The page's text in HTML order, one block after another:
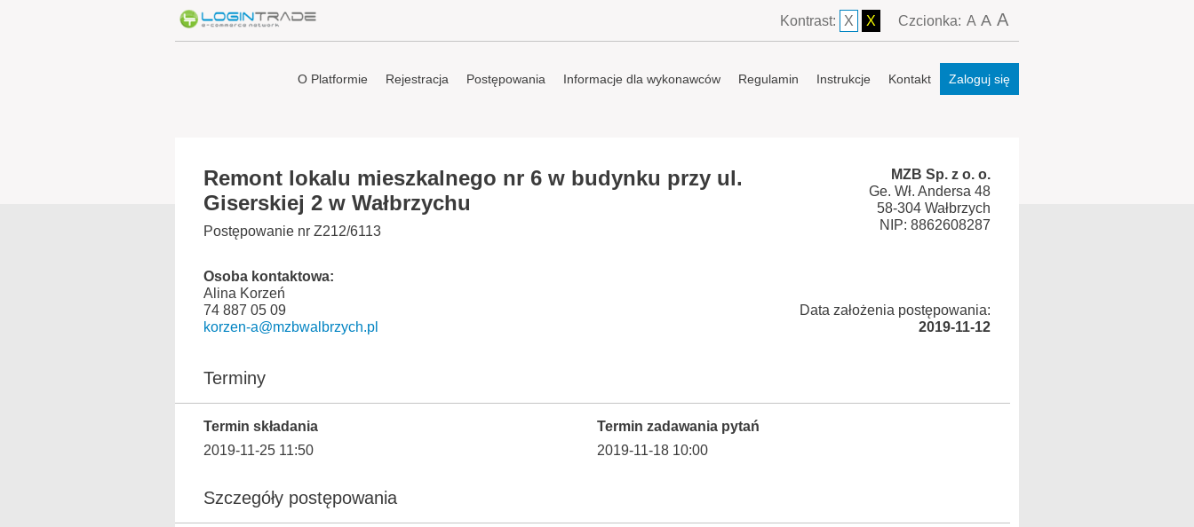
Kontrast: X X Czcionka: A A A
O Platformie Rejestracja Postępowania Informacje dla wykonawców Regulamin Instrukcje Kontakt Zaloguj się
Remont lokalu mieszkalnego nr 6 w budynku przy ul.
Giserskiej 2 w Wałbrzychu
Postępowanie nr Z212/6113
Osoba kontaktowa:
Alina Korzeń
74 887 05 09
korzen-a@mzbwalbrzych.pl
MZB Sp. z o. o.
Ge. Wł. Andersa 48
58-304 Wałbrzych
NIP: 8862608287
Data założenia postępowania:
2019-11-12
Terminy
Termin składania
2019-11-25 11:50
Termin zadawania pytań
2019-11-18 10:00
Szczegóły postępowania